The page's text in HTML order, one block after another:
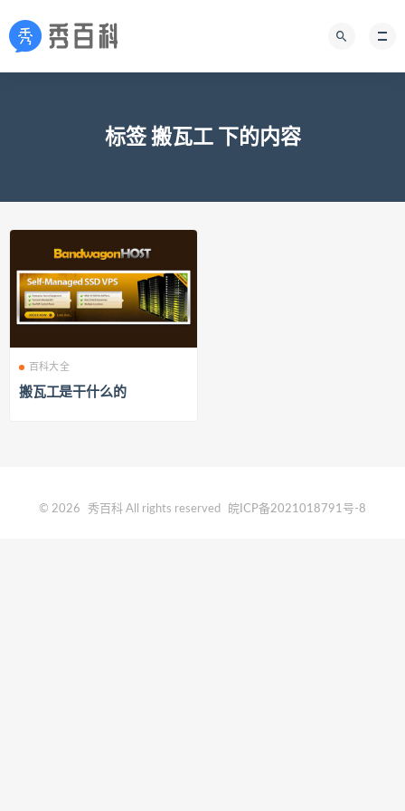
标签 搬瓦工 下的内容
百科大全
搬瓦工是干什么的
© 2026 秀百科 All rights reserved 皖ICP备2021018791号-8